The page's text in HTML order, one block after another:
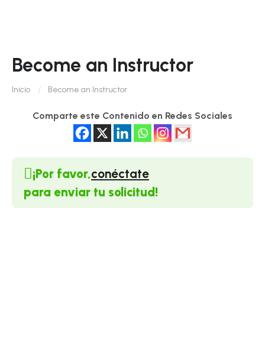
Become an Instructor
Inicio Become an Instructor
Comparte este Contenido en Redes Sociales
¡Por favor,conéctate
para enviar tu solicitud!